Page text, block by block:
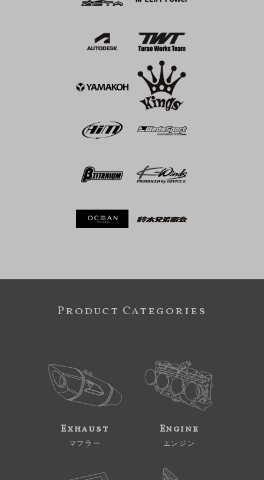
Product Categories
Exhaust
マフラー
Engine
エンジン